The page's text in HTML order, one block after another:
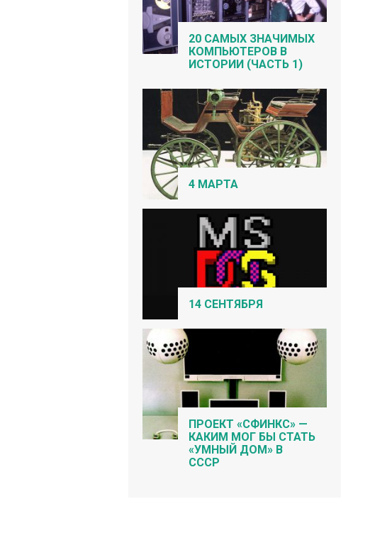
20 САМЫХ ЗНАЧИМЫХ
КОМПЬЮТЕРОВ В
ИСТОРИИ (ЧАСТЬ 1)
4 МАРТА
14 СЕНТЯБРЯ
ПРОЕКТ «СФИНКС» —
КАКИМ МОГ БЫ СТАТЬ
«УМНЫЙ ДОМ» В
СССР